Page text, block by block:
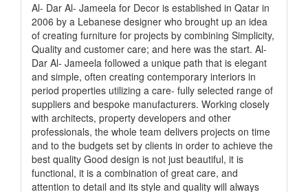
Al- Dar Al- Jameela for Decor is established in Qatar in
2006 by a Lebanese designer who brought up an idea
of creating furniture for projects by combining Simplicity,
Quality and customer care; and here was the start. Al-
Dar Al- Jameela followed a unique path that is elegant
and simple, often creating contemporary interiors in
period properties utilizing a care- fully selected range of
suppliers and bespoke manufacturers. Working closely
with architects, property developers and other
professionals, the whole team delivers projects on time
and to the budgets set by clients in order to achieve the
best quality Good design is not just beautiful, it is
functional, it is a combination of great care, and
attention to detail and its style and quality will always